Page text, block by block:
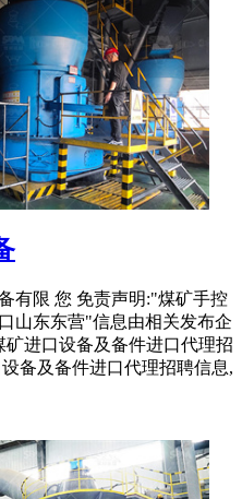
有限 您 免责声明:"煤矿手控
山东东营"信息由相关发布企
进口设备及备件进口代理招
备及备件进口代理招聘信息,